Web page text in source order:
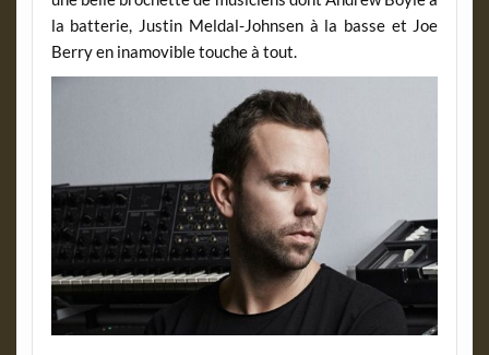
la batterie, Justin Meldal-Johnsen à la basse et Joe
Berry en inamovible touche à tout.